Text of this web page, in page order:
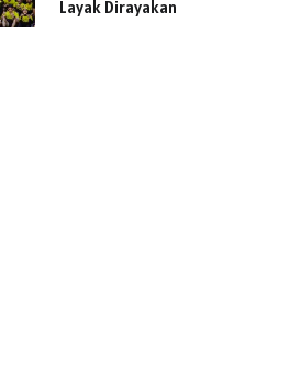
Layak Dirayakan